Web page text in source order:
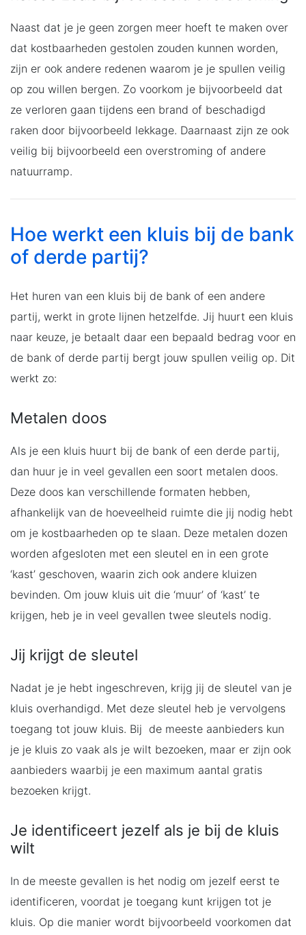
Naast dat je je geen zorgen meer hoeft te maken over
dat kostbaarheden gestolen zouden kunnen worden,
zijn er ook andere redenen waarom je je spullen veilig
op zou willen bergen. Zo voorkom je bijvoorbeeld dat
ze verloren gaan tijdens een brand of beschadigd
raken door bijvoorbeeld lekkage. Daarnaast zijn ze ook
veilig bij bijvoorbeeld een overstroming of andere
natuurramp.
Hoe werkt een kluis bij de bank
of derde partij?
Het huren van een kluis bij de bank of een andere
partij, werkt in grote lijnen hetzelfde. Jij huurt een kluis
naar keuze, je betaalt daar een bepaald bedrag voor en
de bank of derde partij bergt jouw spullen veilig op. Dit
werkt zo:
Metalen doos
Als je een kluis huurt bij de bank of een derde partij,
dan huur je in veel gevallen een soort metalen doos.
Deze doos kan verschillende formaten hebben,
afhankelijk van de hoeveelheid ruimte die jij nodig hebt
om je kostbaarheden op te slaan. Deze metalen dozen
worden afgesloten met een sleutel en in een grote
‘kast’ geschoven, waarin zich ook andere kluizen
bevinden. Om jouw kluis uit die ‘muur’ of ‘kast’ te
krijgen, heb je in veel gevallen twee sleutels nodig.
Jij krijgt de sleutel
Nadat je je hebt ingeschreven, krijg jij de sleutel van je
kluis overhandigd. Met deze sleutel heb je vervolgens
toegang tot jouw kluis. Bij de meeste aanbieders kun
je je kluis zo vaak als je wilt bezoeken, maar er zijn ook
aanbieders waarbij je een maximum aantal gratis
bezoeken krijgt.
Je identificeert jezelf als je bij de kluis
wilt
In de meeste gevallen is het nodig om jezelf eerst te
identificeren, voordat je toegang kunt krijgen tot je
kluis. Op die manier wordt bijvoorbeeld voorkomen dat